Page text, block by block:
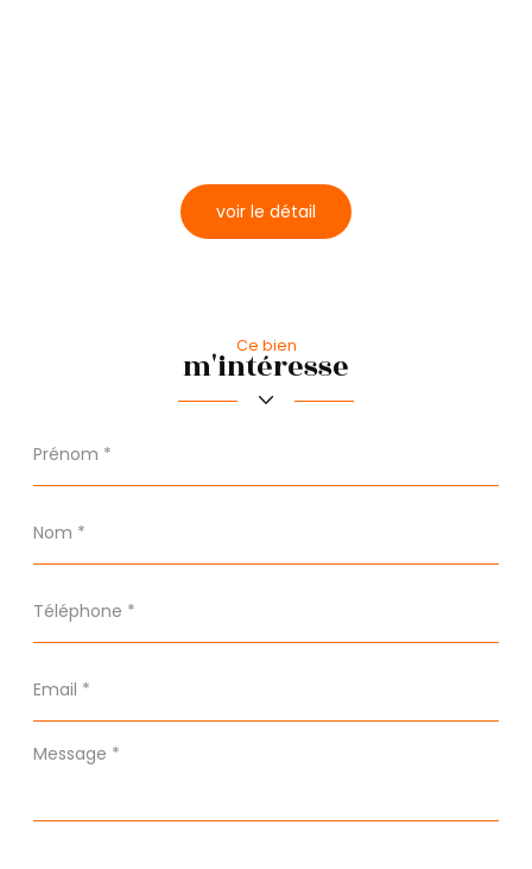
Bureau de poste
voir le détail
Ce bien
m'intéresse
*
*
*
*
Message